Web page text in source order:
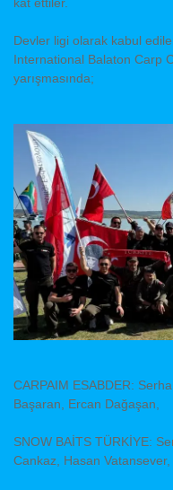
Devler ligi olarak kabul
International Balaton Carp
yarışmasında;
CARPAIM ESABDER:
Başaran, Ercan Dağaşan,
SNOW BAİTS TÜRKİYE:
Cankaz, Hasan